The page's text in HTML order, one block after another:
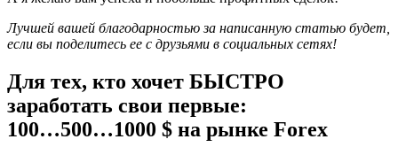
Лучшей вашей благодарностью за написанную статью будет,
если вы поделитесь ее с друзьями в социальных сетях!
​Для тех, кто хочет БЫСТРО
заработать свои первые:
100…500…1000 $ на рынке Forex